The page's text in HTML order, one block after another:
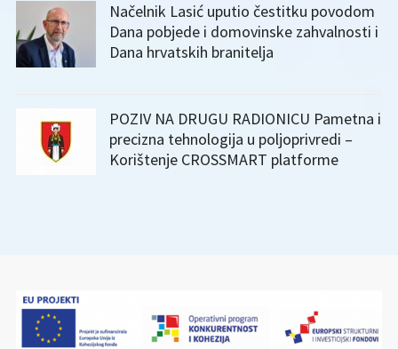
Načelnik Lasić uputio čestitku povodom
Dana pobjede i domovinske zahvalnosti i
Dana hrvatskih branitelja
POZIV NA DRUGU RADIONICU Pametna i
precizna tehnologija u poljoprivredi –
Korištenje CROSSMART platforme